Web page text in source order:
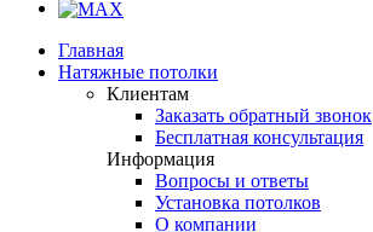
Главная
Натяжные потолки
Клиентам
Заказать обратный звонок
Бесплатная консультация
Информация
Вопросы и ответы
Установка потолков
О компании